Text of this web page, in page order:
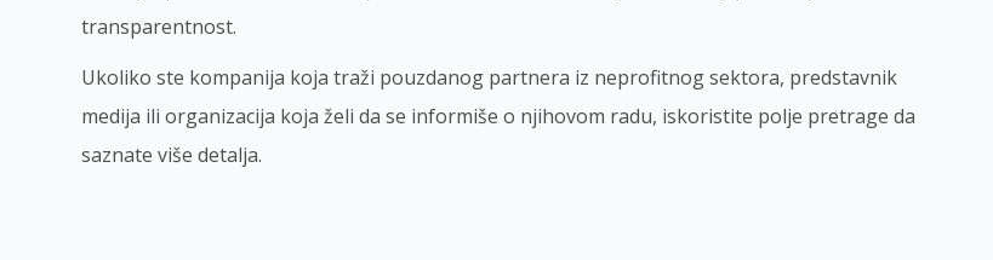
transparentnost.
Ukoliko ste kompanija koja traži pouzdanog partnera iz neprofitnog sektora, predstavnik
medija ili organizacija koja želi da se informiše o njihovom radu, iskoristite polje pretrage da
saznate više detalja.